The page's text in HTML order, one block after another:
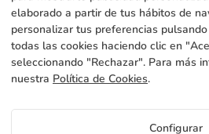
Kontakt
Blog
Betalingsformer
Produktion og forsendelse
FAQs
JURIDISKE DATA
Juridisk meddelelse
Generelle vilkår og betingelser
Cookies policy
Fortrolighedspolitik
elaborado a partir de tus hábitos de
personalizar tus preferencias
todas las cookies haciendo clic en
seleccionando "Rechazar". Para más
nuestra Política de Cookies.
Configurar